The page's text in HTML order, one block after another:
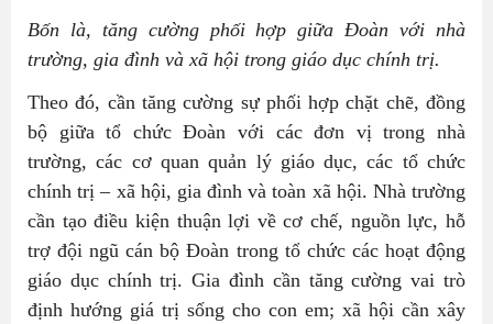
Bốn là, tăng cường phối hợp giữa Đoàn với nhà
trường, gia đình và xã hội trong giáo dục chính trị.
Theo đó, cần tăng cường sự phối hợp chặt chẽ, đồng
bộ giữa tổ chức Đoàn với các đơn vị trong nhà
trường, các cơ quan quản lý giáo dục, các tổ chức
chính trị – xã hội, gia đình và toàn xã hội. Nhà trường
cần tạo điều kiện thuận lợi về cơ chế, nguồn lực, hỗ
trợ đội ngũ cán bộ Đoàn trong tổ chức các hoạt động
giáo dục chính trị. Gia đình cần tăng cường vai trò
định hướng giá trị sống cho con em; xã hội cần xây